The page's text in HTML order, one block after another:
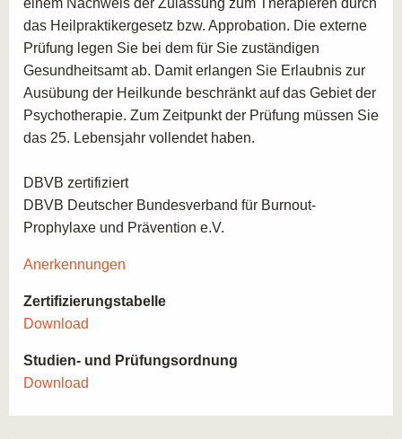
Einrichtungen unterstützen Sie Klienten*innen, die
bereits unter stressbedingten Erkrankungen leiden.
Selbstständigkeit und Coaching:Starten Sie Ihre
eigene Praxis, in der Sie Stressbewältigung und
Burnout-Prävention anbieten und Klienten*innen in
ihrer persönlichen Entwicklung unterstützen.
einem Nachweis der Zulassung zum Therapieren durch
das Heilpraktikergesetz bzw. Approbation. Die externe
Prüfung legen Sie bei dem für Sie zuständigen
Gesundheitsamt ab. Damit erlangen Sie Erlaubnis zur
Ausübung der Heilkunde beschränkt auf das Gebiet der
Psychotherapie. Zum Zeitpunkt der Prüfung müssen Sie
das 25. Lebensjahr vollendet haben.
DBVB zertifiziert
DBVB Deutscher Bundesverband für Burnout-
Prophylaxe und Prävention e.V.
Anerkennungen
Zertifizierungstabelle
Download
Studien- und Prüfungsordnung
Download